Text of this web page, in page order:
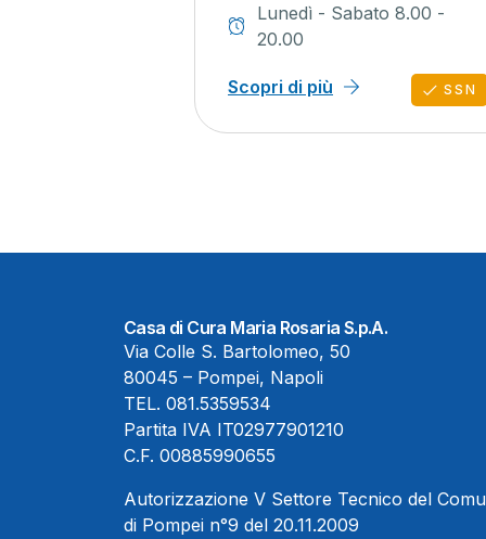
Lunedì - Sabato 8.00 -
20.00
Scopri di più SSN
Casa di Cura Maria Rosaria S.p.A.
Via Colle S. Bartolomeo, 50
80045 – Pompei, Napoli
TEL. 081.5359534
Partita IVA IT02977901210
C.F. 00885990655
Autorizzazione V Settore Tecnico del
di Pompei n°9 del 20.11.2009